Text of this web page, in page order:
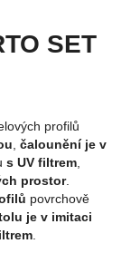
SET
profilů
čalounění je v
s UV filtrem
prostor.
povrchově
je v imitaci